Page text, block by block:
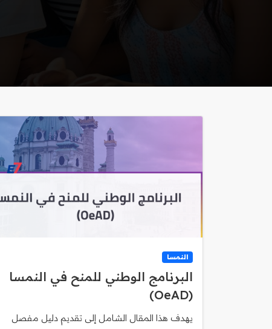
النمسا
البرنامج الوطني للمنح في النمسا
(OeAD)
يهدف هذا المقال الشامل إلى تقديم دليل مفصل